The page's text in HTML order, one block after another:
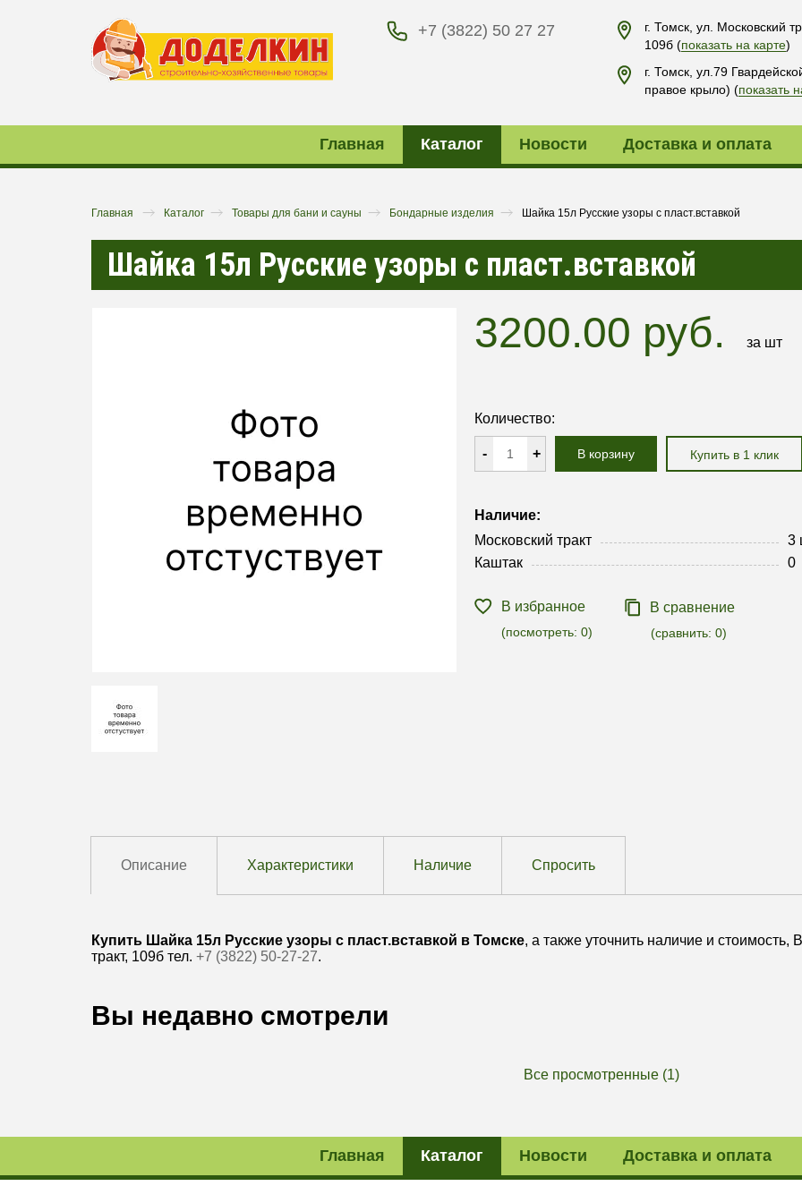
+7 (3822) 50 27 27
г. Томск, ул. Московский
109б (показать на карте)
г. Томск, ул.79
правое крыло) (показать
Главная Каталог Новости Доставка и оплата
Главная Каталог Товары для бани и сауны Бондарные изделия Шайка 15л Русские узоры с пласт.вставкой
Шайка 15л Русские узоры с пласт.вставкой
3200.00 руб. за шт
Количество:
- + В корзину Купить в 1 клик
Наличие:
Московский тракт
3
Каштак
0
В избранное
(посмотреть: 0)
В сравнение
(сравнить: 0)
Описание Характеристики Наличие Спросить
Купить Шайка 15л Русские узоры с пласт.вставкой в Томске, а также уточнить наличие и
тракт, 109б тел. +7 (3822) 50-27-27.
Вы недавно смотрели
Все просмотренные (1)
Главная Каталог Новости Доставка и оплата